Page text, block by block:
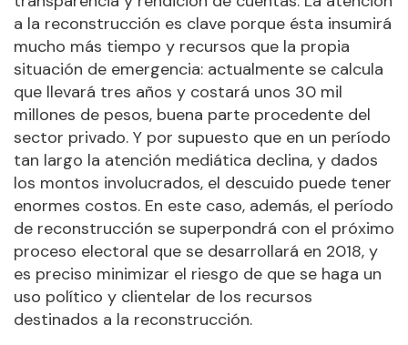
a la reconstrucción es clave porque ésta insumirá
mucho más tiempo y recursos que la propia
situación de emergencia: actualmente se calcula
que llevará tres años y costará unos 30 mil
millones de pesos, buena parte procedente del
sector privado. Y por supuesto que en un período
tan largo la atención mediática declina, y dados
los montos involucrados, el descuido puede tener
enormes costos. En este caso, además, el período
de reconstrucción se superpondrá con el próximo
proceso electoral que se desarrollará en 2018, y
es preciso minimizar el riesgo de que se haga un
uso político y clientelar de los recursos
destinados a la reconstrucción.